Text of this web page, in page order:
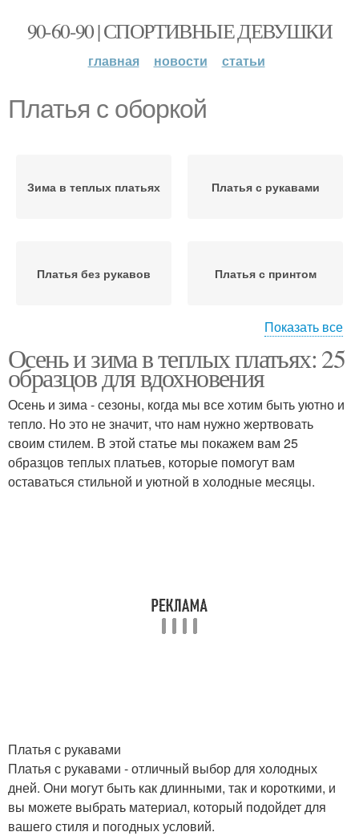
90-60-90 | СПОРТИВНЫЕ ДЕВУШКИ
главная новости статьи
Платья с оборкой
Зима в теплых платьях Платья с рукавами
Платья без рукавов Платья с принтом
Тёплые платья
платьями
Показать все
Осень и зима в теплых платьях: 25
образцов для вдохновения
Осень и зима - сезоны, когда мы все хотим быть уютно и
тепло. Но это не значит, что нам нужно жертвовать
своим стилем. В этой статье мы покажем вам 25
образцов теплых платьев, которые помогут вам
оставаться стильной и уютной в холодные месяцы.
Платья с рукавами
Платья с рукавами - отличный выбор для холодных
дней. Они могут быть как длинными, так и короткими, и
вы можете выбрать материал, который подойдет для
вашего стиля и погодных условий.